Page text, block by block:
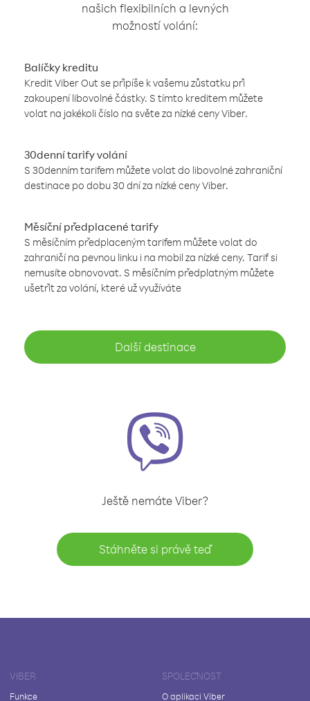
našich flexibilních a levných
možností volání:
Balíčky kreditu
Kredit Viber Out se připíše k vašemu zůstatku při
zakoupení libovolné částky. S tímto kreditem můžete
volat na jakékoli číslo na světe za nízké ceny Viber.
30denní tarify volání
S 30denním tarifem můžete volat do libovolné zahraniční
destinace po dobu 30 dní za nízké ceny Viber.
Měsíční předplacené tarify
S měsíčním předplaceným tarifem můžete volat do
zahraničí na pevnou linku i na mobil za nízké ceny. Tarif si
nemusíte obnovovat. S měsíčním předplatným můžete
ušetřit za volání, které už využíváte
Další destinace
Ještě nemáte Viber?
Stáhněte si právě teď
VIBER
Funkce
SPOLEČNOST
O aplikaci Viber